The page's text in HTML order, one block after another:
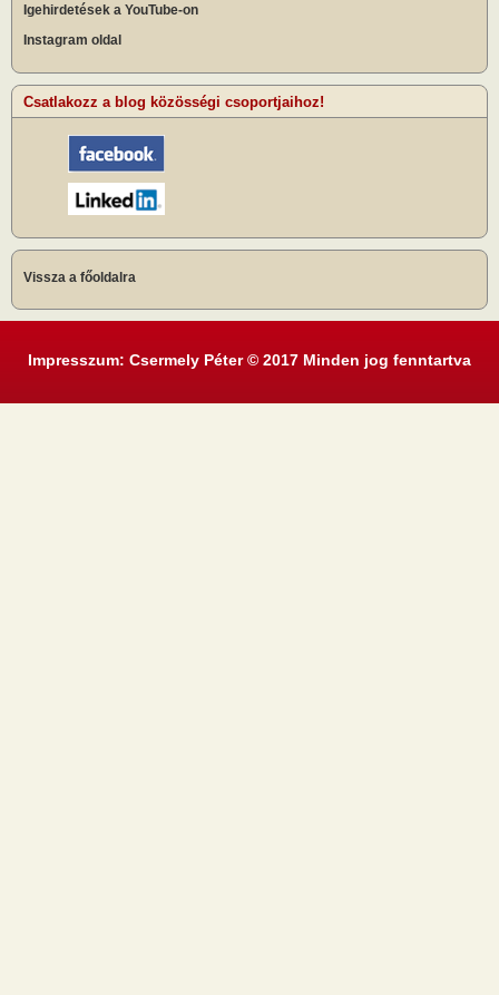
Igehirdetések a YouTube-on
Instagram oldal
Csatlakozz a blog közösségi csoportjaihoz!
Vissza a főoldalra
Impresszum: Csermely Péter © 2017 Minden jog fenntartva